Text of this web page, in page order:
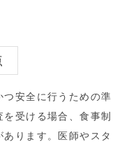
安全に行うための準
受ける場合、食事制
ります。医師やスタ